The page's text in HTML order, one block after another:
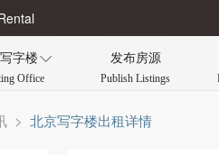
字楼
Office
 发布房源
Publish Listings
> 北京写字楼出租详情